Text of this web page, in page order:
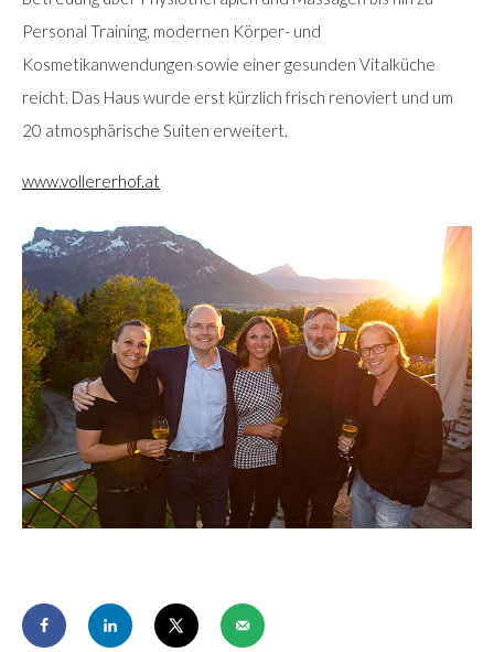
Personal Training, modernen Körper- und
Kosmetikanwendungen sowie einer gesunden Vitalküche
reicht. Das Haus wurde erst kürzlich frisch renoviert und um
20 atmosphärische Suiten erweitert.
www.vollererhof.at